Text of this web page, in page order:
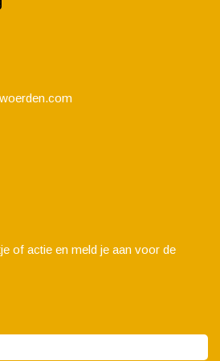
of actie en meld je aan voor de